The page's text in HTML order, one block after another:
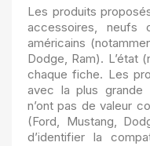
Les produits
accessoires, neufs
américains
Dodge, Ram). L’état
chaque fiche. Les
avec la plus grande
n’ont pas de valeur
(Ford, Mustang,
d’identifier la